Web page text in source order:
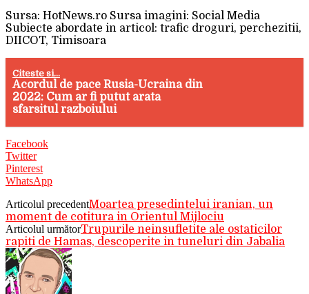
Sursa: HotNews.ro Sursa imagini: Social Media
Subiecte abordate in articol: trafic droguri, perchezitii,
DIICOT, Timisoara
Citeste si...
Acordul de pace Rusia-Ucraina din
2022: Cum ar fi putut arata
sfarsitul razboiului
Facebook
Twitter
Pinterest
WhatsApp
Articolul precedentMoartea presedintelui iranian, un
moment de cotitura in Orientul Mijlociu
Articolul următorTrupurile neinsufletite ale ostaticilor
rapiti de Hamas, descoperite in tuneluri din Jabalia